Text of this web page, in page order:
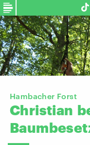
Hambacher Forst
Christian